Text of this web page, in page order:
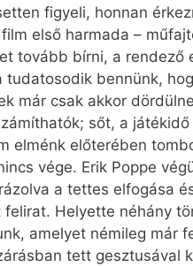
figyeli, honnan
első harmada –
tovább bírni, a
tudatosodik bennünk,
már csak akkor
sőt, a
elménk előterében
vége. Erik Poppe
a tettes elfogása
Helyette néhány
amelyet némileg már
tett gesztusával